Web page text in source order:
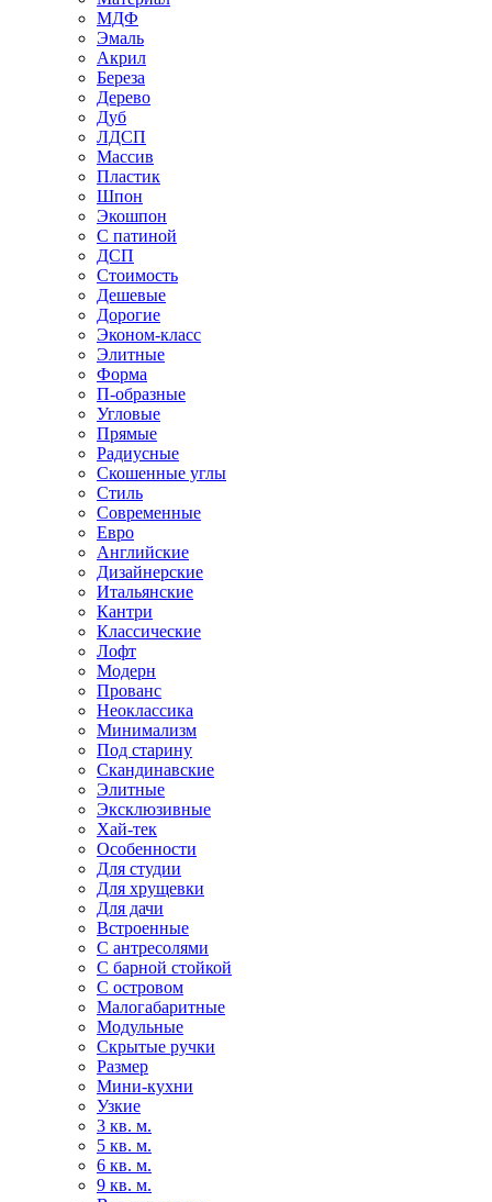
МДФ
Эмаль
Акрил
Береза
Дерево
Дуб
ЛДСП
Массив
Пластик
Шпон
Экошпон
С патиной
ДСП
Стоимость
Дешевые
Дорогие
Эконом-класс
Элитные
Форма
П-образные
Угловые
Прямые
Радиусные
Скошенные углы
Стиль
Современные
Евро
Английские
Дизайнерские
Итальянские
Кантри
Классические
Лофт
Модерн
Прованс
Неоклассика
Минимализм
Под старину
Скандинавские
Элитные
Эксклюзивные
Хай-тек
Особенности
Для студии
Для хрущевки
Для дачи
Встроенные
С антресолями
С барной стойкой
С островом
Малогабаритные
Модульные
Скрытые ручки
Размер
Мини-кухни
Узкие
3 кв. м.
5 кв. м.
6 кв. м.
9 кв. м.